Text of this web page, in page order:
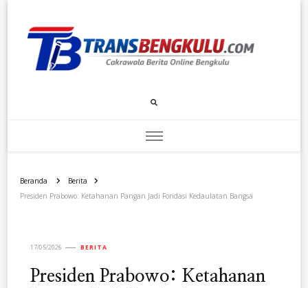
Transbengkulu.com
Beranda
Berita
Presiden Prabowo: Ketahanan Pangan Jadi Fondasi Kedaulatan Bangsa
17/05/2026 BERITA
Presiden Prabowo: Ketahanan